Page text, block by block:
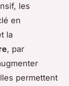
les
en
la
, par
permettent